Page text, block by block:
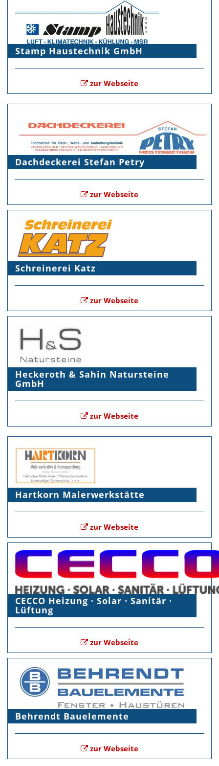
Stamp Haustechnik GmbH
zur Webseite
Dachdeckerei Stefan Petry
zur Webseite
Schreinerei Katz
zur Webseite
Heckeroth & Sahin Natursteine
GmbH
zur Webseite
Hartkorn Malerwerkstätte
zur Webseite
CECCO Heizung · Solar · Sanitär ·
Lüftung
zur Webseite
Behrendt Bauelemente
zur Webseite